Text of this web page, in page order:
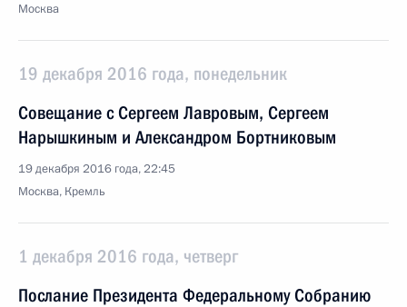
Москва
19 декабря 2016 года, понедельник
Совещание с Сергеем Лавровым, Сергеем
Нарышкиным и Александром Бортниковым
19 декабря 2016 года, 22:45
Москва, Кремль
1 декабря 2016 года, четверг
Послание Президента Федеральному Собранию